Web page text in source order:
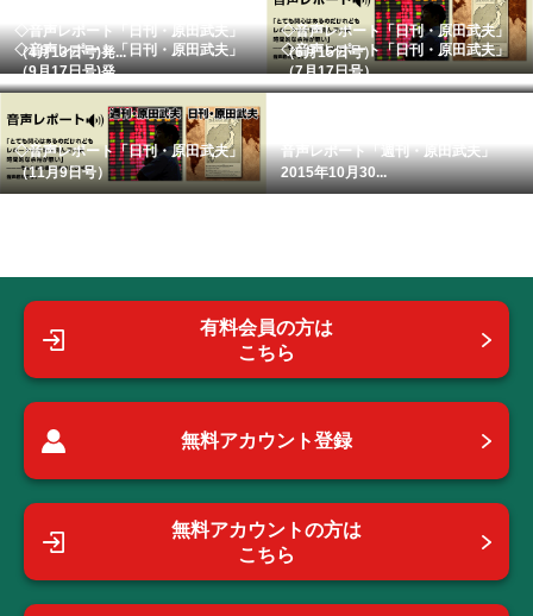
◇音声レポート「日刊・原田武夫」
（4月13日号)発...
◇音声レポート「日刊・原田武夫」
（6月15日号）
◇音声レポート「日刊・原田武夫」
（9月17日号)発...
◇音声レポート「日刊・原田武夫」
（7月17日号） ...
◇音声レポート「日刊・原田武夫」
（11月9日号）
音声レポート「週刊・原田武夫」
2015年10月30...
有料会員の方は
こちら
無料アカウント登録
無料アカウントの方は
こちら